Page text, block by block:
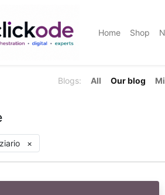
Home Shop
Blogs: All Our blog
×